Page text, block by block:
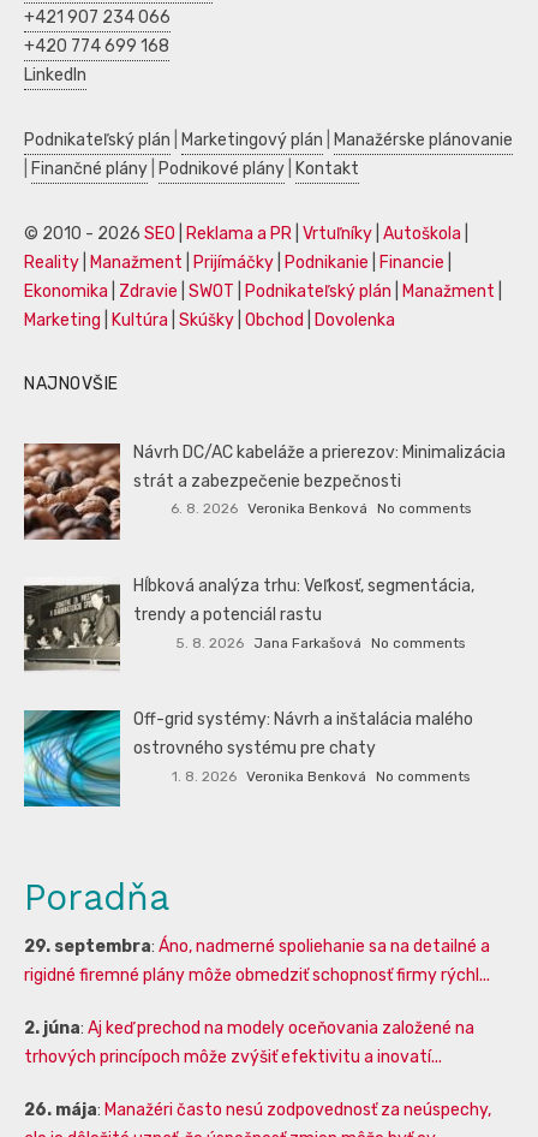
+421 907 234 066
+420 774 699 168
LinkedIn
Podnikateľský plán Marketingový plán
Manažérske plánovanie
Finančné plány Podnikové plány Kontakt
© 2010 - 2026 SEO Reklama a PR Vrtuľníky Autoškola
Reality
Manažment Prijímáčky Podnikanie Financie
Ekonomika
Zdravie SWOT Podnikateľský plán Manažment
Marketing
Kultúra Skúšky Obchod Dovolenka
NAJNOVŠIE
Návrh DC/AC kabeláže a prierezov: Minimalizácia
strát a zabezpečenie bezpečnosti
6. 8. 2026 Veronika Benková No comments
Hĺbková analýza trhu: Veľkosť, segmentácia,
trendy a potenciál rastu
5. 8. 2026 Jana Farkašová No comments
Off-grid systémy: Návrh a inštalácia malého
ostrovného systému pre chaty
1. 8. 2026 Veronika Benková No comments
Poradňa
29. septembra: Áno, nadmerné spoliehanie sa na detailné a
rigidné firemné plány môže obmedziť schopnosť firmy rýchl...
2. júna: Aj keď prechod na modely oceňovania založené na
trhových princípoch môže zvýšiť efektivitu a inovatí...
26. mája: Manažéri často nesú zodpovednosť za neúspechy,